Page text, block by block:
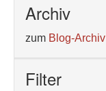
Archiv
zum Blog-Archiv
Filter